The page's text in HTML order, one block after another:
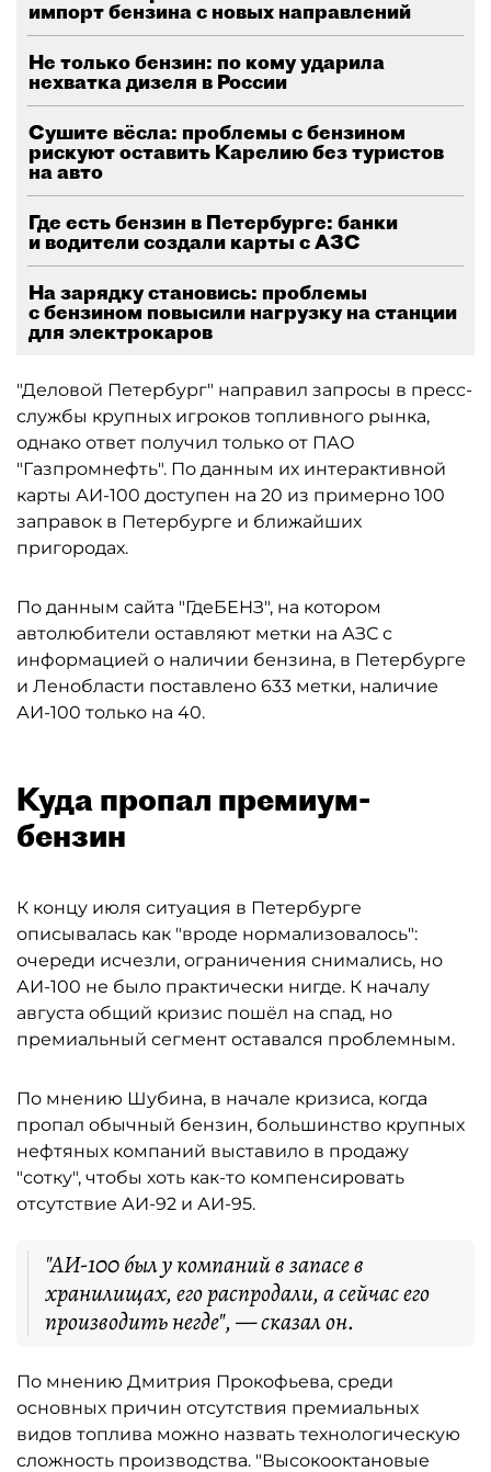
импорт бензина с новых направлений
Не только бензин: по кому ударила
нехватка дизеля в России
Сушите вёсла: проблемы с бензином
рискуют оставить Карелию без туристов
на авто
Где есть бензин в Петербурге: банки
и водители создали карты с АЗС
На зарядку становись: проблемы
с бензином повысили нагрузку на станции
для электрокаров
"Деловой Петербург" направил запросы в пресс-
службы крупных игроков топливного рынка,
однако ответ получил только от ПАО
"Газпромнефть". По данным их интерактивной
карты АИ-100 доступен на 20 из примерно 100
заправок в Петербурге и ближайших
пригородах.
По данным сайта "ГдеБЕНЗ", на котором
автолюбители оставляют метки на АЗС с
информацией о наличии бензина, в Петербурге
и Ленобласти поставлено 633 метки, наличие
АИ-100 только на 40.
Куда пропал премиум-
бензин
К концу июля ситуация в Петербурге
описывалась как "вроде нормализовалось":
очереди исчезли, ограничения снимались, но
АИ-100 не было практически нигде. К началу
августа общий кризис пошёл на спад, но
премиальный сегмент оставался проблемным.
По мнению Шубина, в начале кризиса, когда
пропал обычный бензин, большинство крупных
нефтяных компаний выставило в продажу
"сотку", чтобы хоть как-то компенсировать
отсутствие АИ-92 и АИ-95.
"АИ-100 был у компаний в запасе в
хранилищах, его распродали, а сейчас его
производить негде", — сказал он.
По мнению Дмитрия Прокофьева, среди
основных причин отсутствия премиальных
видов топлива можно назвать технологическую
сложность производства. "Высокооктановые